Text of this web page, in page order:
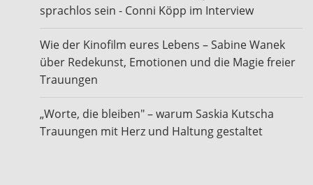
sprachlos sein - Conni Köpp im Interview
Wie der Kinofilm eures Lebens – Sabine Wanek
über Redekunst, Emotionen und die Magie freier
Trauungen
„Worte, die bleiben" – warum Saskia Kutscha
Trauungen mit Herz und Haltung gestaltet